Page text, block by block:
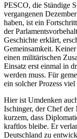
PESCO, die Ständige
vergangenen
haben, ist ein
der
Geschichte erklärt,
Gemeinsamkeit.
einen militärischen
Einsatz erst einmal in
werden muss. Für
ein solcher Prozess viel
Hier ist Umdenken
Ischinger, der Chef der
kurzem, dass
kraftlos bleibe. Er
Deutschland zu